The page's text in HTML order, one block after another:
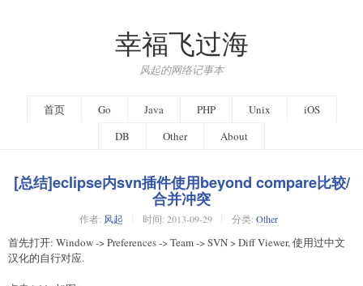
幸福飞过海
风起的网络记事本
首页 Go Java PHP Unix
iOS
DB
Other About
[总结]eclipse内svn插件使用beyond compare比较/
合并冲突
作者: 风起 时间: 2013-09-29 分类: Other
首先打开: Window -> Preferences -> Team -> SVN > Diff Viewer, 使用过中文
汉化的自行对应.